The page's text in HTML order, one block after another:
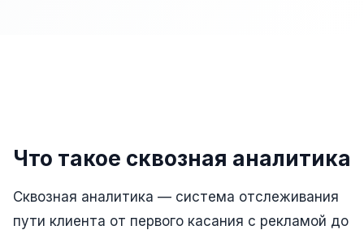
Яндекс.Маркет
Ozon реклама
Что такое сквозная аналитика
Сквозная аналитика — система отслеживания
пути клиента от первого касания с рекламой до